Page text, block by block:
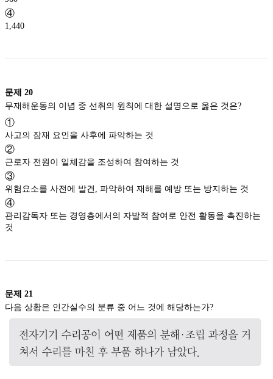
④
1,440
문제 20
무재해운동의 이념 중 선취의 원칙에 대한 설명으로 옳은 것은?
①
사고의 잠재 요인을 사후에 파악하는 것
②
근로자 전원이 일체감을 조성하여 참여하는 것
③
위험요소를 사전에 발견, 파악하여 재해를 예방 또는 방지하는 것
④
관리감독자 또는 경영층에서의 자발적 참여로 안전 활동을 촉진하는
것
문제 21
다음 상황은 인간실수의 분류 중 어느 것에 해당하는가?